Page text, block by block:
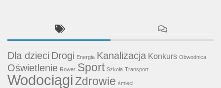
Dla dzieci Drogi Energia Kanalizacja Konkurs Obwodnica
Oświetlenie Rower Sport Szkoła Transport
WodociągiZdrowie śmieci